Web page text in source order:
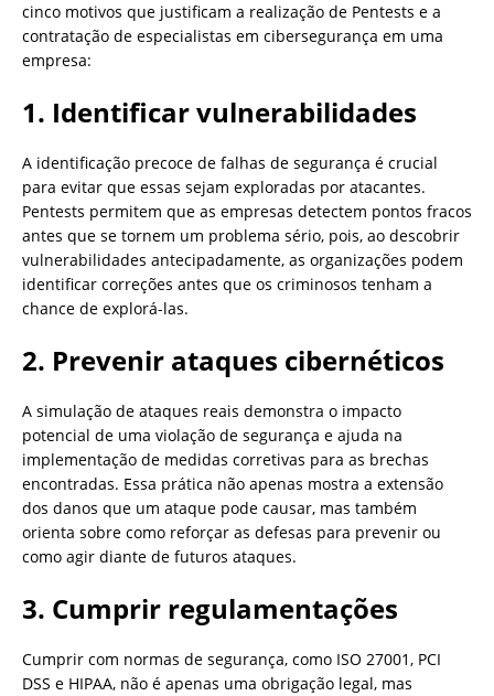
cinco motivos que justificam a realização de Pentests e a
contratação de especialistas em cibersegurança em uma
empresa:
1. Identificar vulnerabilidades
A identificação precoce de falhas de segurança é crucial
para evitar que essas sejam exploradas por atacantes.
Pentests permitem que as empresas detectem pontos fracos
antes que se tornem um problema sério, pois, ao descobrir
vulnerabilidades antecipadamente, as organizações podem
identificar correções antes que os criminosos tenham a
chance de explorá-las.
2. Prevenir ataques cibernéticos
A simulação de ataques reais demonstra o impacto
potencial de uma violação de segurança e ajuda na
implementação de medidas corretivas para as brechas
encontradas. Essa prática não apenas mostra a extensão
dos danos que um ataque pode causar, mas também
orienta sobre como reforçar as defesas para prevenir ou
como agir diante de futuros ataques.
3. Cumprir regulamentações
Cumprir com normas de segurança, como ISO 27001, PCI
DSS e HIPAA, não é apenas uma obrigação legal, mas